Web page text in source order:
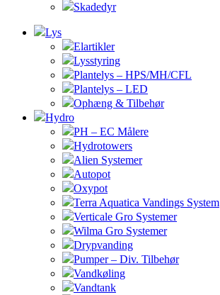
Skadedyr
Lys
Elartikler
Lysstyring
Plantelys – HPS/MH/CFL
Plantelys – LED
Ophæng & Tilbehør
Hydro
PH – EC Målere
Hydrotowers
Alien Systemer
Autopot
Oxypot
Terra Aquatica Vandings System
Verticale Gro Systemer
Wilma Gro Systemer
Drypvanding
Pumper – Div. Tilbehør
Vandkøling
Vandtank